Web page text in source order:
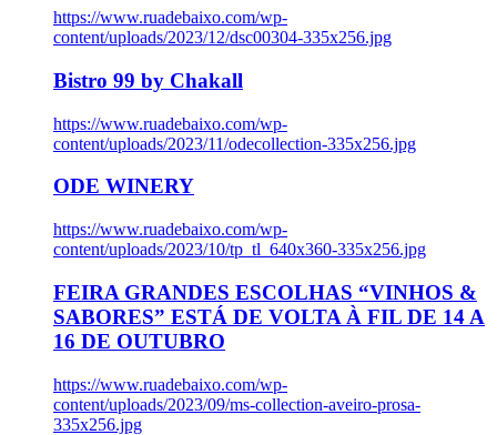
https://www.ruadebaixo.com/wp-
content/uploads/2023/12/dsc00304-335x256.jpg
Bistro 99 by Chakall
https://www.ruadebaixo.com/wp-
content/uploads/2023/11/odecollection-335x256.jpg
ODE WINERY
https://www.ruadebaixo.com/wp-
content/uploads/2023/10/tp_tl_640x360-335x256.jpg
FEIRA GRANDES ESCOLHAS “VINHOS &
SABORES” ESTÁ DE VOLTA À FIL DE 14 A
16 DE OUTUBRO
https://www.ruadebaixo.com/wp-
content/uploads/2023/09/ms-collection-aveiro-prosa-
335x256.jpg